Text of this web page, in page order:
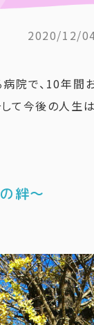
2020/12/
で、10年間
て今後の人生
絆〜